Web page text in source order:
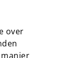
over